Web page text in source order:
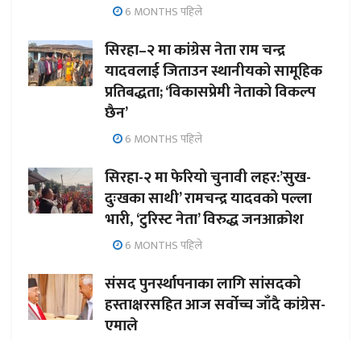
6 MONTHS पहिले
सिरहा–२ मा कांग्रेस नेता राम चन्द्र
यादवलाई जिताउन स्थानीयको सामूहिक
प्रतिबद्धता; ‘विकासप्रेमी नेताको विकल्प
छैन’
6 MONTHS पहिले
सिरहा-२ मा फेरियो चुनावी लहर:’सुख-
दुःखका साथी’ रामचन्द्र यादवको पल्ला
भारी, ‘टुरिस्ट नेता’ विरुद्ध जनआक्रोश
6 MONTHS पहिले
संसद पुनर्स्थापनाका लागि सांसदको
हस्ताक्षरसहित आज सर्वोच्च जाँदै कांग्रेस-
एमाले